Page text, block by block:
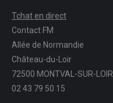
Tchat en direct
Contact FM
Allée de Normandie
Château-du-Loir
72500 MONTVAL-SUR-LOIR
02 43 79 50 15